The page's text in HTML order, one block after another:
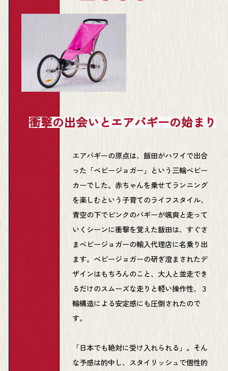
衝撃の出会いとエアバギーの始まり
エアバギーの原点は、飯田がハワイで出合
った「ベビージョガー」という三輪ベビー
カーでした。赤ちゃんを乗せてランニング
を楽しむという子育てのライフスタイル、
青空の下でピンクのバギーが颯爽と走って
いくシーンに衝撃を覚えた飯田は、すぐさ
まベビージョガーの輸入代理店に名乗り出
ます。ベビージョガーの研ぎ澄まされたデ
ザインはもちろんのこと、大人と並走でき
るだけのスムーズな走りと軽い操作性、３
輪構造による安定感にも圧倒されたので
す。
「日本でも絶対に受け入れられる」。そん
な予感は的中し、スタイリッシュで個性的